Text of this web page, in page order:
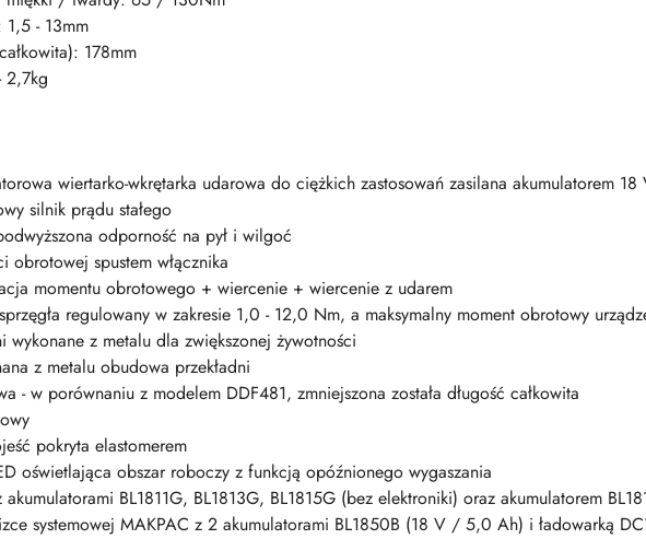
1,5 - 13mm
178mm
2,7kg
wiertarko-wkrętarka udarowa do ciężkich zastosowań zasilana akumulatorem 18
silnik prądu stałego
odporność na pył i wilgoć
obrotowej spustem włącznika
momentu obrotowego + wiercenie + wiercenie z udarem
regulowany w zakresie 1,0 - 12,0 Nm, a maksymalny moment obrotowy
wykonane z metalu dla zwiększonej żywotności
z metalu obudowa przekładni
- w porównaniu z modelem DDF481, zmniejszona została długość całkowita
pokryta elastomerem
oświetlająca obszar roboczy z funkcją opóźnionego wygaszania
akumulatorami BL1811G, BL1813G, BL1815G (bez elektroniki) oraz akumulatorem
systemowej MAKPAC z 2 akumulatorami BL1850B (18 V / 5,0 Ah) i ładowarką